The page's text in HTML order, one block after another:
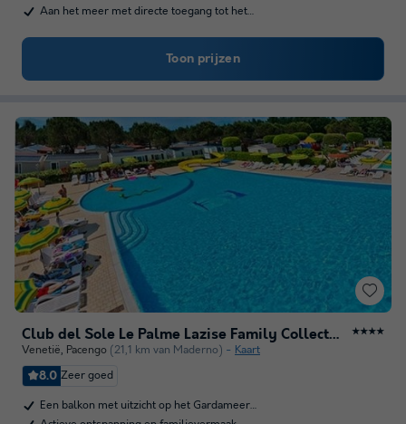
Aan het meer met directe toegang tot het…
Toon prijzen
Club del Sole Le Palme Lazise Family Collection ★★★★
Venetië, Pacengo (21,1 km van Maderno) Kaart
8.0 Zeer goed
Een balkon met uitzicht op het Gardameer…